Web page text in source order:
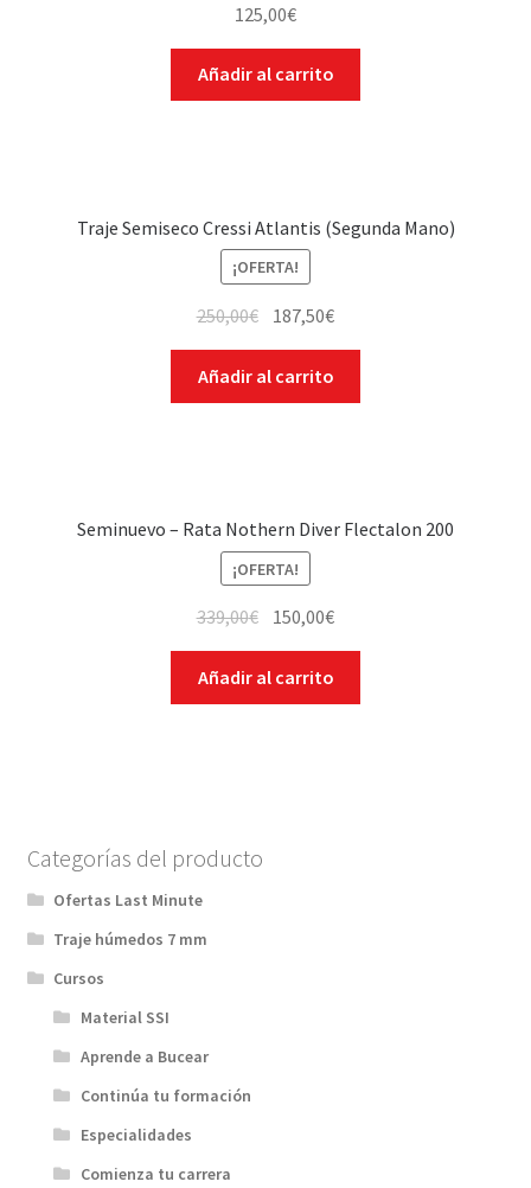
125,00€
Añadir al carrito
Traje Semiseco Cressi Atlantis (Segunda Mano)
¡OFERTA!
250,00€ 187,50€
Añadir al carrito
Seminuevo – Rata Nothern Diver Flectalon 200
¡OFERTA!
339,00€ 150,00€
Añadir al carrito
Categorías del producto
Ofertas Last Minute
Traje húmedos 7 mm
Cursos
Material SSI
Aprende a Bucear
Continúa tu formación
Especialidades
Comienza tu carrera